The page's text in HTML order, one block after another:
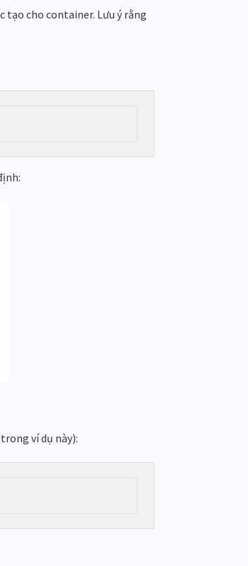
tạo cho container. Lưu ý rằng
trong ví dụ này):